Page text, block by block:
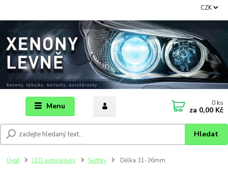
Menu
CZK
Hledat
0 ks
za 0,00 Kč
Úvod LED autožárovky Sufitky Délka 31-36mm